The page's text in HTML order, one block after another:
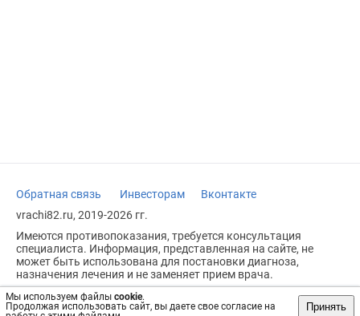
Мы используем файлы cookie.
Продолжая использовать сайт, вы даете свое согласие на
Принять
Обратная связь Инвесторам
Вконтакте
vrachi82.ru, 2019-2026 гг.
Имеются противопоказания, требуется консультация
специалиста. Информация, представленная на сайте, не
может быть использована для постановки диагноза,
назначения лечения и не заменяет прием врача.
Возрастное ограничение: 18+